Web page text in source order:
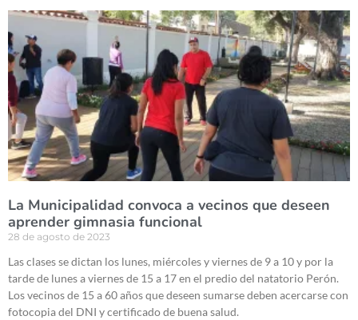
La Municipalidad convoca a vecinos que deseen
aprender gimnasia funcional
28 de agosto de 2023
Las clases se dictan los lunes, miércoles y viernes de 9 a 10 y por la
tarde de lunes a viernes de 15 a 17 en el predio del natatorio Perón.
Los vecinos de 15 a 60 años que deseen sumarse deben acercarse con
fotocopia del DNI y certificado de buena salud.